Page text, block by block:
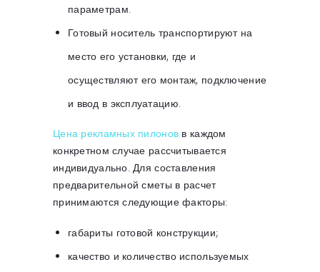
параметрам.
Готовый носитель транспортируют на
место его установки, где и
осуществляют его монтаж, подключение
и ввод в эксплуатацию.
Цена рекламных пилонов в каждом
конкретном случае рассчитывается
индивидуально. Для составления
предварительной сметы в расчет
принимаются следующие факторы:
габариты готовой конструкции;
качество и количество используемых